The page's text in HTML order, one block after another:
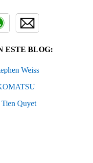
ESTE BLOG:
Weiss
Tien Quyet